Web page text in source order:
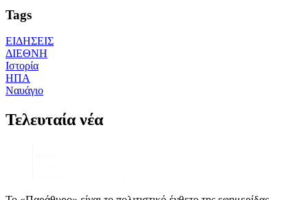
Tags
ΕΙΔΗΣΕΙΣ
ΔΙΕΘΝΗ
Ιστορία
ΗΠΑ
Ναυάγιο
Τελευταία νέα